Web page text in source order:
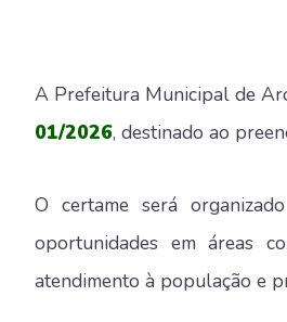
A Prefeitura Municipal de
01/2026, destinado ao
O certame será
oportunidades em áreas
atendimento à população e